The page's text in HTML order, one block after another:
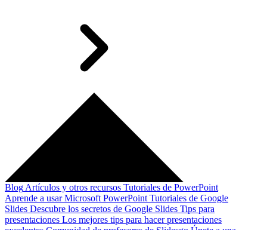
Blog Artículos y otros recursos Tutoriales de PowerPoint
Aprende a usar Microsoft PowerPoint Tutoriales de Google
Slides Descubre los secretos de Google Slides Tips para
presentaciones Los mejores tips para hacer presentaciones